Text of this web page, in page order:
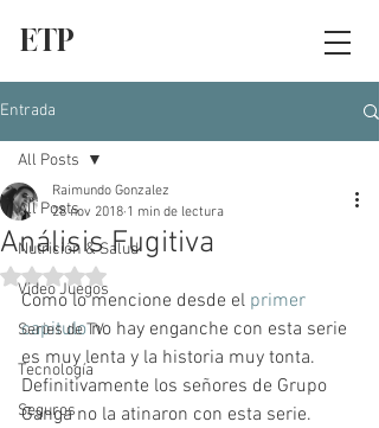
ETP
Entrada
All Posts
Nutrición & Salud
Video Juegos
Series de TV
Tecnología
Seguros
All Posts
Análisis Fugitiva
Raimundo Gonzalez
28 nov 2018 1 min de lectura
Obtuvo NaN de 5 estrellas.
Como lo mencione desde el primer
capitulo no hay enganche con esta serie
es muy lenta y la historia muy tonta.
Definitivamente los señores de Grupo
Ganga no la atinaron con esta serie.